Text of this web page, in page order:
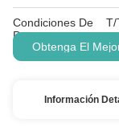
Condiciones De
Pago:
T/
Obtenga El
Información